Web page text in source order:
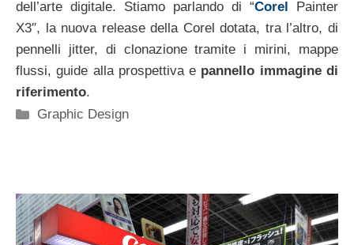
dell’arte digitale. Stiamo parlando di “Corel
Painter
X3″, la nuova release della Corel dotata, tra l’altro, di
pennelli jitter, di clonazione tramite i mirini, mappe
flussi, guide alla prospettiva e pannello immagine di
riferimento.
Categorie
Graphic Design